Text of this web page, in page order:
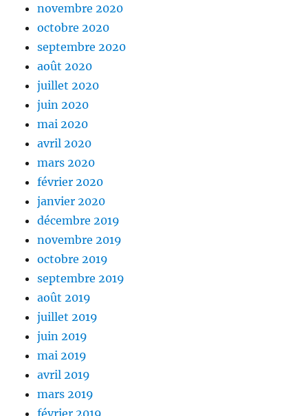
novembre 2020
octobre 2020
septembre 2020
août 2020
juillet 2020
juin 2020
mai 2020
avril 2020
mars 2020
février 2020
janvier 2020
décembre 2019
novembre 2019
octobre 2019
septembre 2019
août 2019
juillet 2019
juin 2019
mai 2019
avril 2019
mars 2019
février 2019